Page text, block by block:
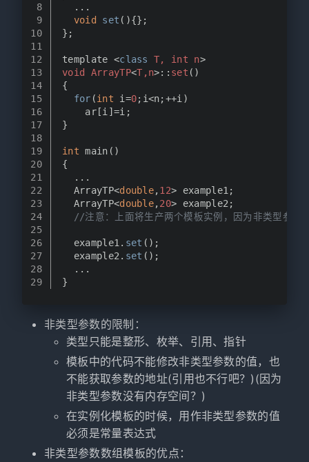
8
9
10
11
12
13
14
15
16
17
18
19
20
21
22
23
24
25
26
27
28
29
  ...
void
set (){};
};
template <class T, int n>
void
ArrayTP<T,n>:: set ()
{
for (int i=0;i<n;++i)
    ar[i]=i;
}
int main()
{
  ...
  ArrayTP<
double,12> example1;
  ArrayTP<
double,20> example2;
//注意：上面将生产两个模板实例，因为非类型参数
  example1.
set ();
  example2.
set ();
  ...
}
非类型参数的限制：
类型只能是整形、枚举、引用、指针
模板中的代码不能修改非类型参数的值，也
不能获取参数的地址(引用也不行吧？)(因为
非类型参数没有内存空间？)
在实例化模板的时候，用作非类型参数的值
必须是常量表达式
非类型参数数组模板的优点：